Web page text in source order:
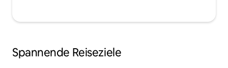
Spannende Reiseziele